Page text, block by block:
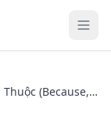
Liên Từ Phụ Thuộc (Because, So, When, Before, After)